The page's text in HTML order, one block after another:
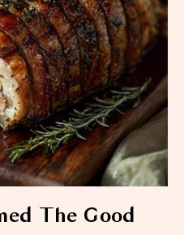
The Good